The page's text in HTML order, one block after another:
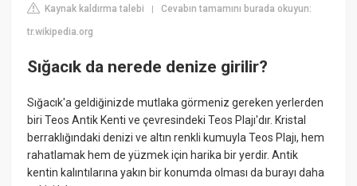
Kaynak kaldırma talebi |Cevabın tamamını burada okuyun:
tr.wikipedia.org
Sığacık da nerede denize girilir?
Sığacık'a geldiğinizde mutlaka görmeniz gereken yerlerden
biri Teos Antik Kenti ve çevresindeki Teos Plajı'dır. Kristal
berraklığındaki denizi ve altın renkli kumuyla Teos Plajı, hem
rahatlamak hem de yüzmek için harika bir yerdir. Antik
kentin kalıntılarına yakın bir konumda olması da burayı daha